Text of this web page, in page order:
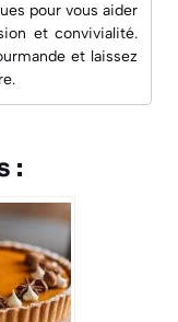
pour vous aider
et convivialité.
et laissez
: